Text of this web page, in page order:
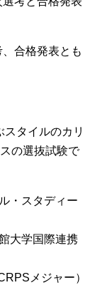
合格発表とも
スタイルのカリ
の選抜試験で
・スタディー
大学国際連携
メジャー）